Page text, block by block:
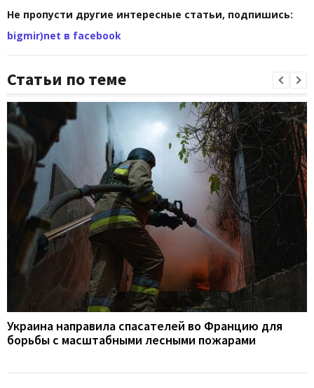
Не пропусти другие интересные статьи, подпишись:
bigmir)net в facebook
Статьи по теме
Украина направила спасателей во Францию для
борьбы с масштабными лесными пожарами